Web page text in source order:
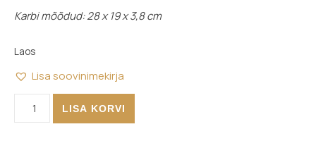
Karbi mõõdud: 28 x 19 x 3,8 cm
Laos
Lisa soovinimekirja
LISA KORVI